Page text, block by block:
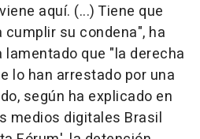
aquí. (...) Tiene que
su condena", ha
que "la derecha
lo han arrestado por una
según ha explicado en
medios digitales Brasil